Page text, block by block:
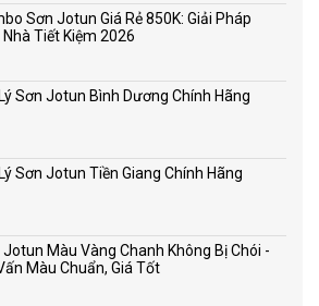
Sơn Jotun Giá Rẻ 850K: Giải Pháp
Nhà Tiết Kiệm 2026
Sơn Jotun Bình Dương Chính Hãng
Sơn Jotun Tiền Giang Chính Hãng
Jotun Màu Vàng Chanh Không Bị Chói -
Màu Chuẩn, Giá Tốt